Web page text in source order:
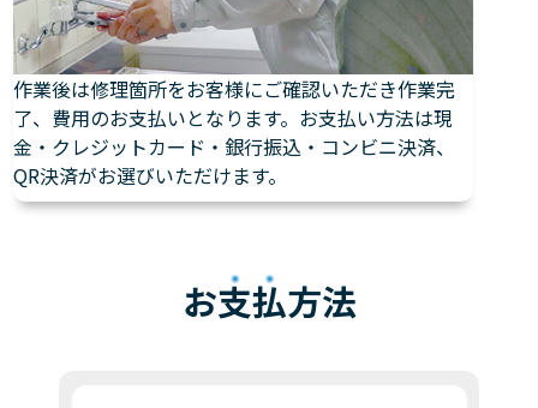
作業後は修理箇所をお客様にご確認いただき作業完
了、費用のお支払いとなります。お支払い方法は現
金・クレジットカード・銀行振込・コンビニ決済、
QR決済がお選びいただけます。
お支払方法